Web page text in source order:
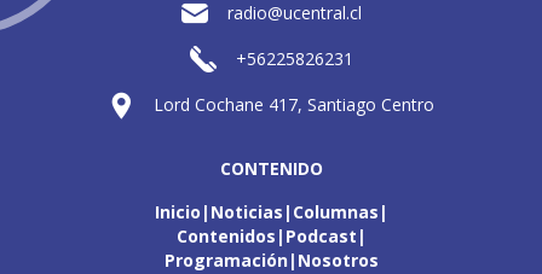
radio@ucentral.cl
+56225826231
Lord Cochane 417, Santiago Centro
CONTENIDO
Inicio Noticias Columnas
Contenidos Podcast
Programación Nosotros